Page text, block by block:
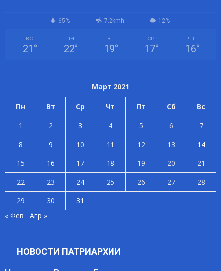
65% 7.2kmh 12%
ВС
21 °
ПН
22°
ВТ
19°
СР
17°
ЧТ
16°
Март 2021
Пн Вт Ср Чт Пт Сб Вс
1 2 3 4 5 6
7
8
9 10 11 12 13
14
15
16 17 18 19 20
21
22
23 24 25 26 27
28
29
30
31
« Фев
Апр »
НОВОСТИ ПАТРИАРХИИ